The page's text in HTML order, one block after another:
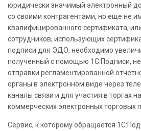
юридически значимый электронный
со своими контрагентами, но еще не
квалифицированного сертификата,
сотрудников, использующих
подписи для ЭДО, необходимо
полученный с помощью 1С:Подписи,
отправки регламентированной
органы в электронном виде через
каналы связи и для участия в торгах
коммерческих электронных торговых
Сервис, к которому обращается